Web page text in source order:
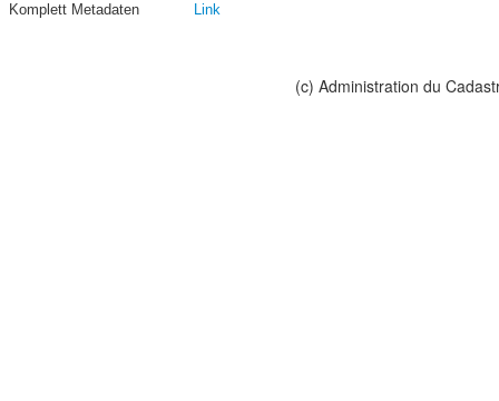
Komplett Metadaten Link
(c) Administration du